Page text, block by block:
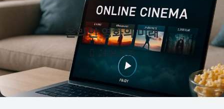
온라인 영화의 미래
24.04.2026